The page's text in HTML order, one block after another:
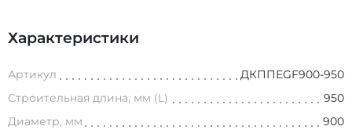
Характеристики
Артикул
ДКППEGF900-950
Строительная длина, мм (L)
950
Диаметр, мм
900